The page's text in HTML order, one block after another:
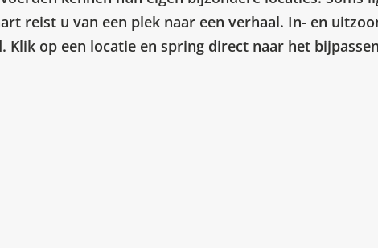
reist u van een plek naar een verhaal. In- en
Klik op een locatie en spring direct naar het